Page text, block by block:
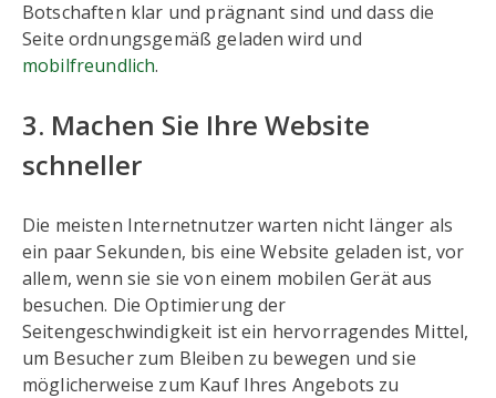
Botschaften klar und prägnant sind und dass die
Seite ordnungsgemäß geladen wird und
mobilfreundlich.
3. Machen Sie Ihre Website
schneller
Die meisten Internetnutzer warten nicht länger als
ein paar Sekunden, bis eine Website geladen ist, vor
allem, wenn sie sie von einem mobilen Gerät aus
besuchen. Die Optimierung der
Seitengeschwindigkeit ist ein hervorragendes Mittel,
um Besucher zum Bleiben zu bewegen und sie
möglicherweise zum Kauf Ihres Angebots zu